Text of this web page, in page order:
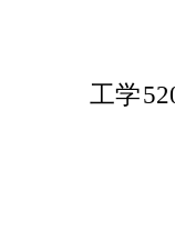
工学